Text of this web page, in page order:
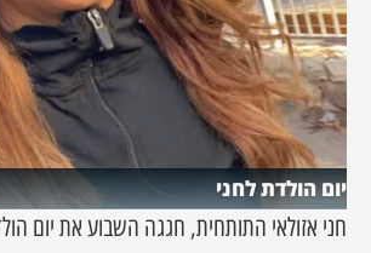
יום הולדת לחני
חני אזולאי התותחית, חגגה השבוע את יום